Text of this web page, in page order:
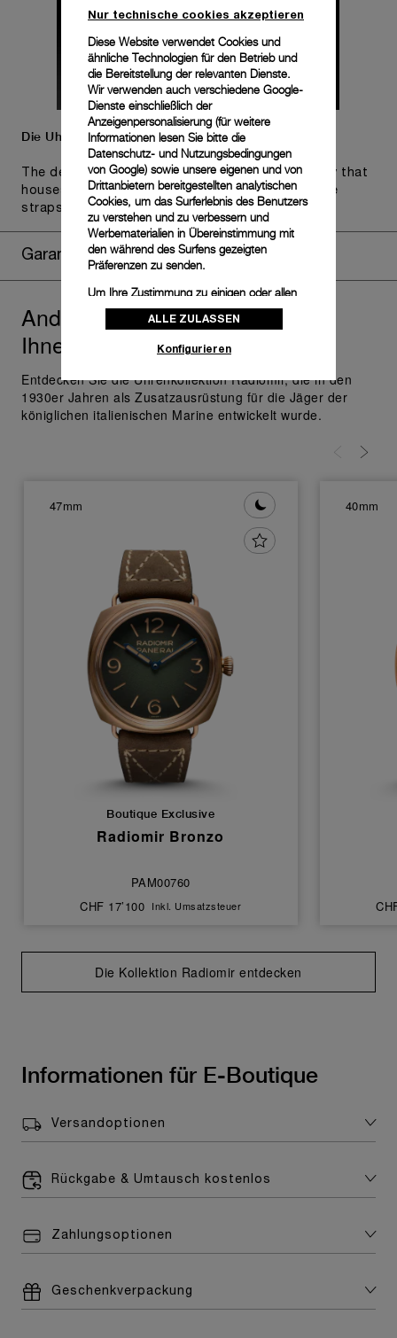
Die Uhr wird in der Panerai Box geliefert.
The design includes a convenient drawer or a tray that
houses the second strap and tools to change the
straps, if applicable to the specific watch model.
Garantie verlängern
Andere RadiomirModelle, die
Ihnen gefallen könnten
Entdecken Sie die Uhrenkollektion Radiomir, die in den
1930er Jahren als Zusatzausrüstung für die Jäger der
königlichen italienischen Marine entwickelt wurde.
47mm
Boutique Exclusive
Radiomir Bronzo
PAM00760
CHF 17’100 Inkl. Umsatzsteuer
40mm
Die Kollektion Radiomir entdecken
Informationen für E-Boutique
Versandoptionen
Rückgabe & Umtausch kostenlos
Zahlungsoptionen
Geschenkverpackung
Nur technische cookies akzeptieren
Diese Website verwendet Cookies und
ähnliche Technologien für den Betrieb und
die Bereitstellung der relevanten Dienste.
Wir verwenden auch verschiedene Google-
Dienste einschließlich der
Anzeigenpersonalisierung (für weitere
Informationen lesen Sie bitte die
Datenschutz- und Nutzungsbedingungen
von Google) sowie unsere eigenen und von
Drittanbietern bereitgestellten analytischen
Cookies, um das Surferlebnis des Benutzers
zu verstehen und zu verbessern und
Werbematerialien in Übereinstimmung mit
den während des Surfens gezeigten
Präferenzen zu senden.
Um Ihre Zustimmung zu einigen oder allen
Cookies zu ändern oder zu widerrufen,
klicken Sie auf „Konfigurieren“, oder lesen
Klicken Sie auf „Alle zulassen“, um Ihr
Einverständnis für die Verwendung der oben
erwähnten Cookies zu geben.
ALLE ZULASSEN
Konfigurieren